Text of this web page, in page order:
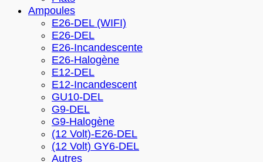
Ampoules
E26-DEL (WIFI)
E26-DEL
E26-Incandescente
E26-Halogène
E12-DEL
E12-Incandescent
GU10-DEL
G9-DEL
G9-Halogène
(12 Volt)-E26-DEL
(12 Volt) GY6-DEL
Autres